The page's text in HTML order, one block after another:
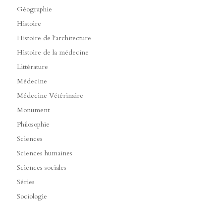
Géographie
Histoire
Histoire de l'architecture
Histoire de la médecine
Littérature
Médecine
Médecine Vétérinaire
Monument
Philosophie
Sciences
Sciences humaines
Sciences sociales
Séries
Sociologie